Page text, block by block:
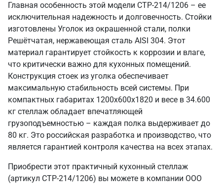
Главная особенность этой модели СТР-214/1206 – ее
исключительная надежность и долговечность. Стойки
изготовлены Уголок из окрашенной стали, полки
Решётчатая, нержавеющая сталь AISI 304. Этот
материал гарантирует стойкость к коррозии и влаге,
что критически важно для кухонных помещений.
Конструкция стоек из уголка обеспечивает
максимальную стабильность всей системы. При
компактных габаритах 1200х600х1820 и весе в 34.600
кг стеллаж обладает впечатляющей
грузоподъемностью – каждая полка выдерживает до
80 кг. Это российская разработка и производство, что
является гарантией контроля качества на всех этапах.
Приобрести этот практичный кухонный стеллаж
(артикул СТР-214/1206) вы можете в компании ООО